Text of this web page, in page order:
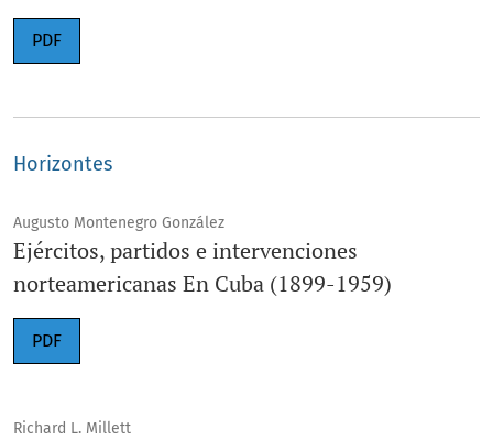
PDF
Horizontes
Augusto Montenegro González
Ejércitos, partidos e intervenciones
norteamericanas En Cuba (1899-1959)
PDF
Richard L. Millett